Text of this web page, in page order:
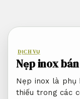
DỊCH VỤ
Nẹp inox
Nẹp inox là
thiếu trong các